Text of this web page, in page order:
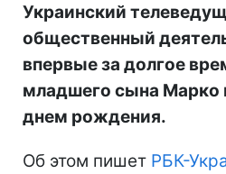
Украинский
общественный
впервые за долгое
младшего сына Марко
днем рождения.
Об этом пишет РБК-